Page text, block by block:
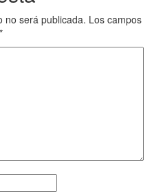
no será publicada. Los campos
*